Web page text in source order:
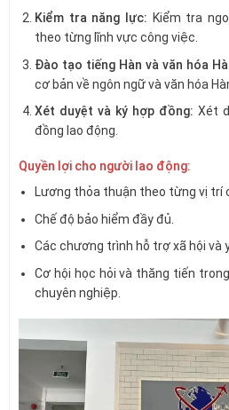
Kiểm tra năng lực: Kiểm tra
theo từng lĩnh vực công việc.
Đào tạo tiếng Hàn và văn hóa
cơ bản về ngôn ngữ và văn hóa
Xét duyệt và ký hợp đồng: Xét
đồng lao động.
Quyền lợi cho người lao động:
Lương thỏa thuận theo từng vị trí
Chế độ bảo hiểm đầy đủ.
Các chương trình hỗ trợ xã hội và
Cơ hội học hỏi và thăng tiến
chuyên nghiệp.